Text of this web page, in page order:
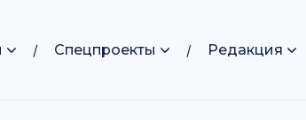
Спецпроекты Редакция